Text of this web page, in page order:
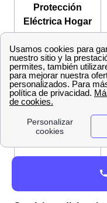
Protección
Eléctrica Hogar
Urgencias